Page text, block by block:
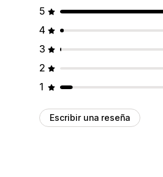
5
4
3
2
1
Escribir una reseña